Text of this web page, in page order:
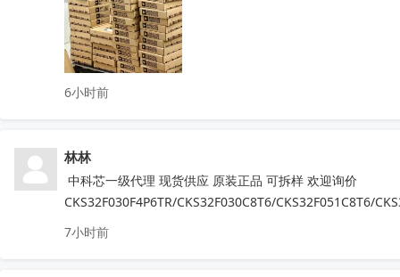
STM8S103F3P6TR  TPA3116D2DADR
TDA7786  TDA7786TR  TDA7786C
TDA7708CB  TDA7708LX  TDA7850
TDA7708CBTR  TDA75610S-Z
TDA7708LX52  TDA7708LX32TR
N32G030C8L7  QN8035-SAEN  TDA8920CTH
MX25L6433FM2I-08G  F50L2G41XA-104YG2B
K4B4G1646E-BYK0  TEF6686  XS9950
IRFB4227  CS75823  IRF540NPBF  TL494IDR
PT16556-LQ  LV5683P-E  TA75458P
6小时前
林林
CKS32F030F4P6TR/CKS32F030C8T6/CKS32F051C8T6/
7小时前